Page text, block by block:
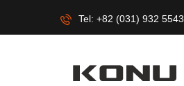
Tel: +82 (031) 932 5543